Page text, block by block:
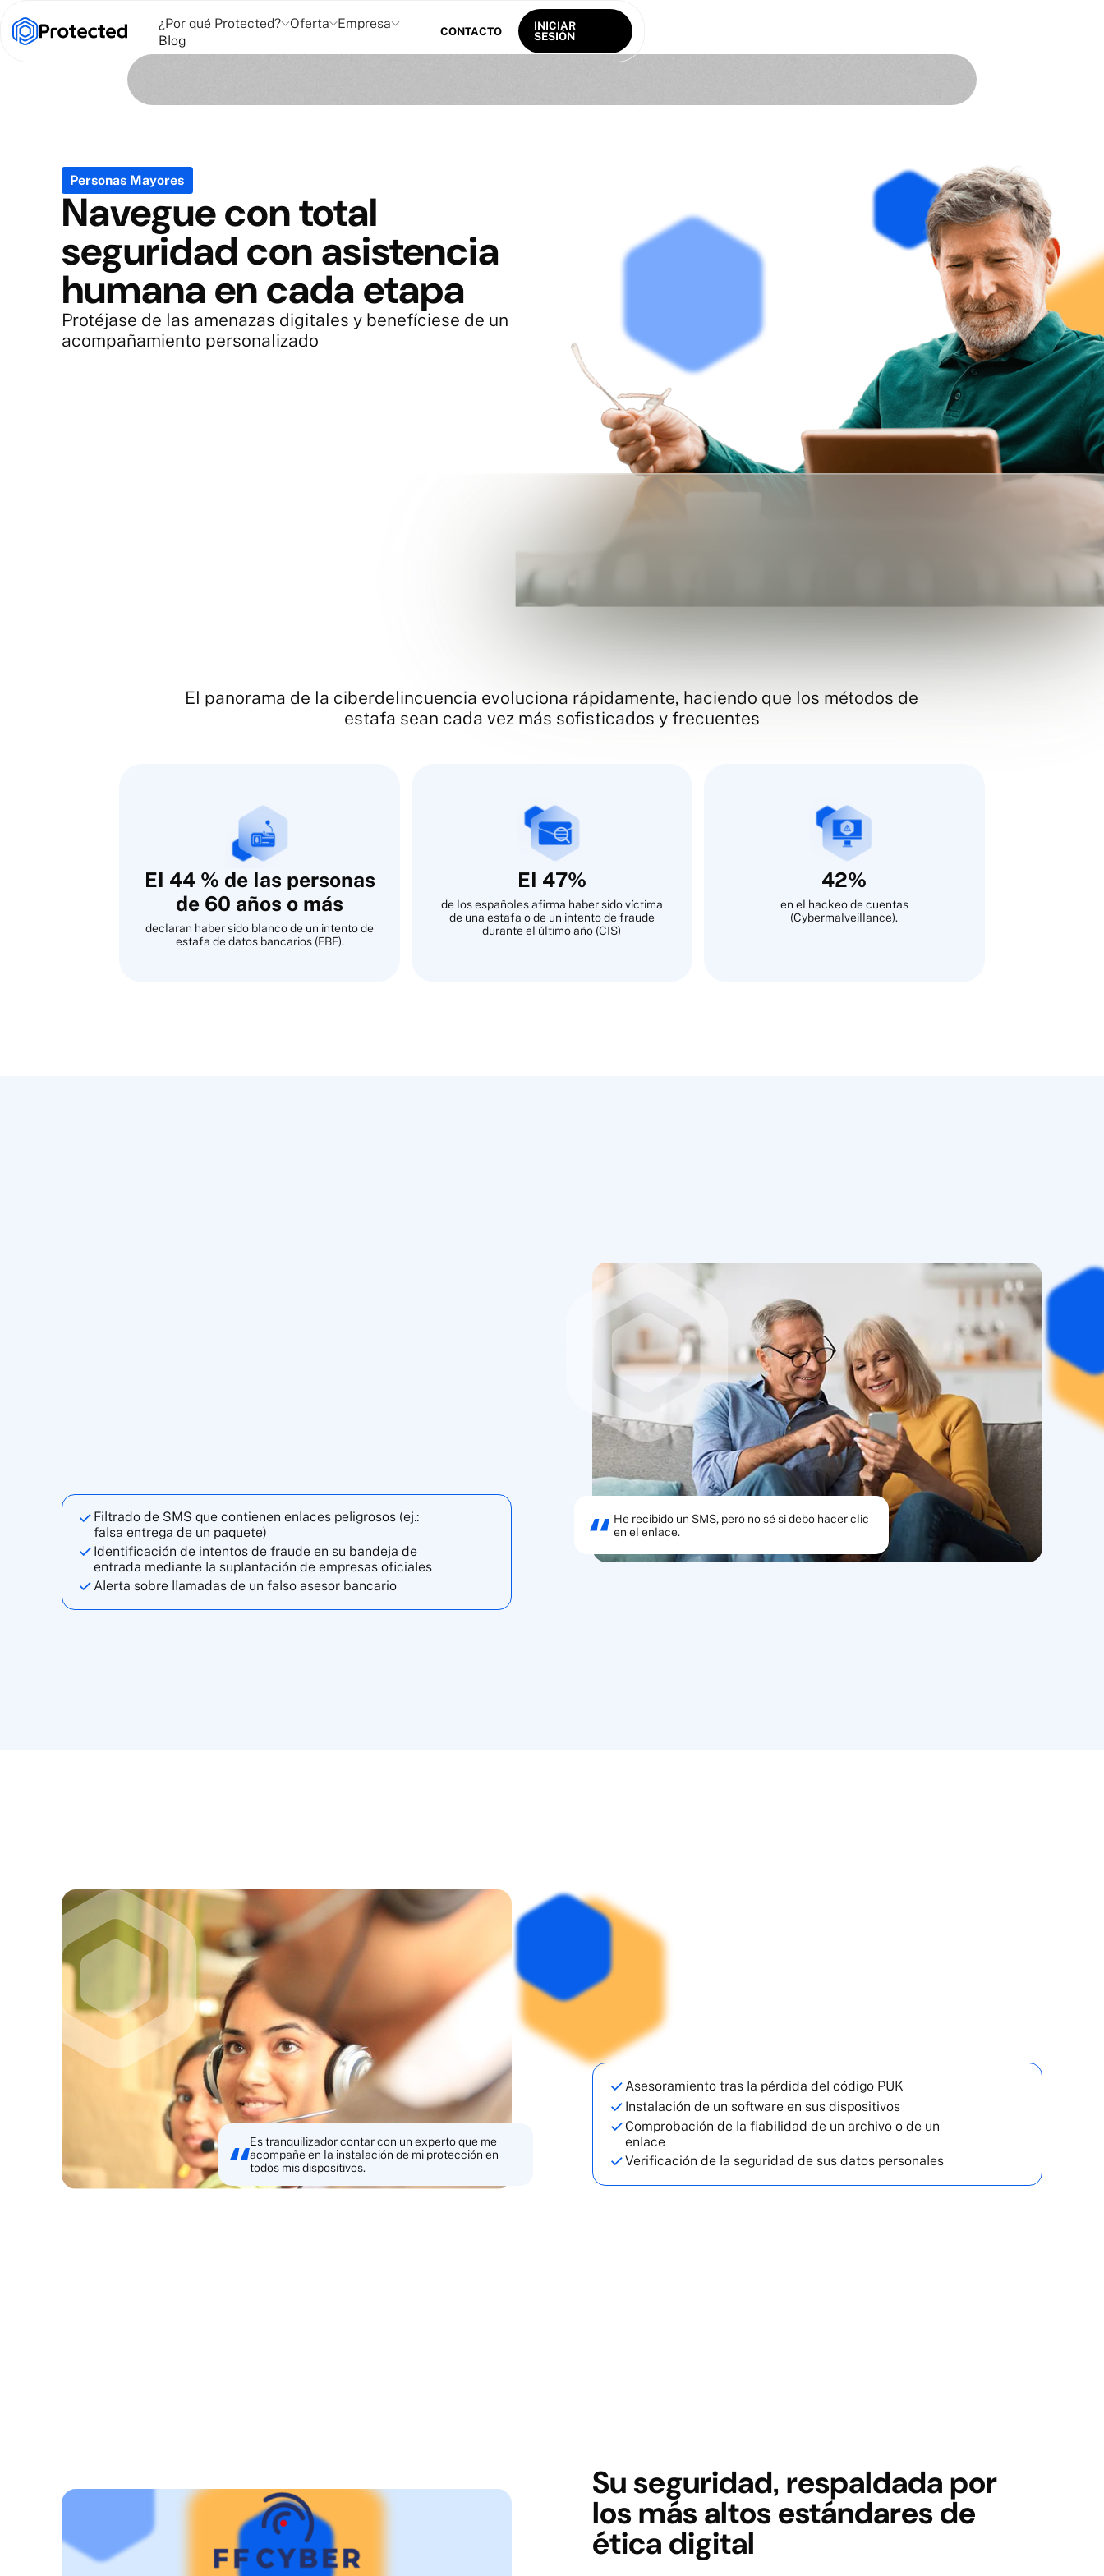
¿Por qué Protected? Oferta
Empresa
Blog
CONTACTO
INICIAR
SESIÓN
Personas Mayores
Navegue con total
seguridad con asistencia
humana en cada etapa
Protéjase de las amenazas digitales y benefíciese de un
acompañamiento personalizado
El panorama de la ciberdelincuencia evoluciona rápidamente, haciendo que los métodos de
estafa sean cada vez más sofisticados y frecuentes
El 44 % de las personas
de 60 años o más
declaran haber sido blanco de un intento de
estafa de datos bancarios (FBF).
El 47%
de los españoles afirma haber sido víctima
de una estafa o de un intento de fraude
durante el último año (CIS)
42%
en el hackeo de cuentas
(Cybermalveillance).
Filtrado de SMS que contienen enlaces peligrosos (ej.:
falsa entrega de un paquete)
Identificación de intentos de fraude en su bandeja de
entrada mediante la suplantación de empresas oficiales
Alerta sobre llamadas de un falso asesor bancario
He recibido un SMS, pero no sé si debo hacer clic
en el enlace.
Es tranquilizador contar con un experto que me
acompañe en la instalación de mi protección en
todos mis dispositivos.
Asesoramiento tras la pérdida del código PUK
Instalación de un software en sus dispositivos
Comprobación de la fiabilidad de un archivo o de un
enlace
Verificación de la seguridad de sus datos personales
Su seguridad, respaldada por
los más altos estándares de
ética digital